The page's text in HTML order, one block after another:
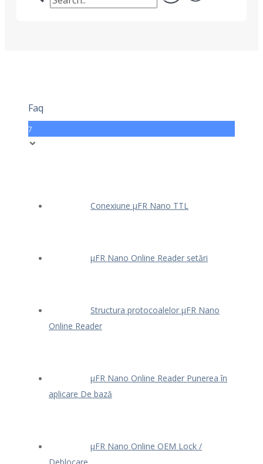
Faq
7
Conexiune μFR Nano TTL
μFR Nano Online Reader setări
Structura protocoalelor μFR Nano
Online Reader
μFR Nano Online Reader Punerea în
aplicare De bază
μFR Nano Online OEM Lock /
Deblocare